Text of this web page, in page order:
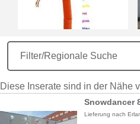
Filter/Regionale Suche
Diese Inserate sind in der Nähe
Snowdancer
Lieferung nach